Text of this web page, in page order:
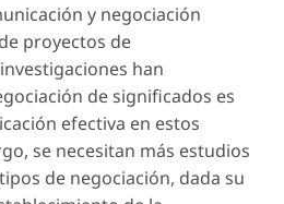
y negociación
proyectos de
han
de significados es
efectiva en estos
se necesitan más estudios
de negociación, dada su